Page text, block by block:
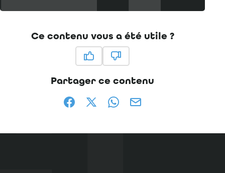
Ce contenu vous a été utile ?
Partager ce contenu
Partager sur Facebook (nouvelle
Partager sur X / Twitter
Partager sur WhatsApp
Partager par mail